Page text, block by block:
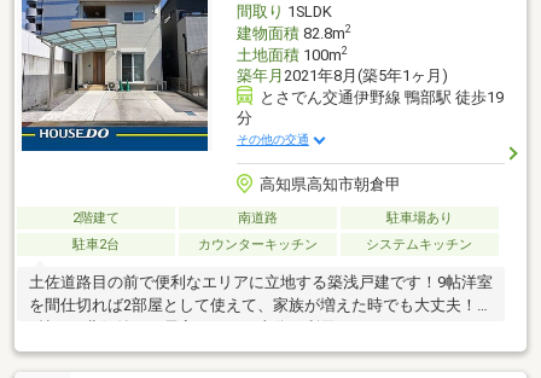
間取り 1SLDK
建物面積82.8m2
土地面積100m2
築年月 2021年8月(築5年1ヶ月)
とさでん交通伊野線 鴨部駅 徒歩19
分
その他の交通
高知県高知市朝倉甲
2階建て 南道路
駐車場あり
駐車2台
カウンターキッチン システムキッチン
土佐道路目の前で便利なエリアに立地する築浅戸建です！9帖洋室
を間仕切れば2部屋として使えて、家族が増えた時でも大丈夫！約